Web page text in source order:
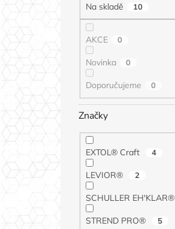
Na skladě 10
AKCE 0
Novinka 0
Doporučujeme 0
Značky
EXTOL® Craft 4
LEVIOR® 2
SCHULLER EH'KLAR®
STREND PRO® 5